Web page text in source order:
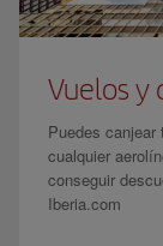
Vuelos y
Puedes
cualquier
conseguir
Iberia.com